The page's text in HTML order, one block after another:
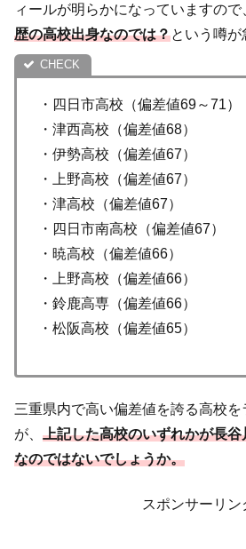
ィールが明らかになっていますので
歴の高校出身なのでは？という噂が
・四日市高校（偏差値69～71）
・津西高校（偏差値68）
・伊勢高校（偏差値67）
・上野高校（偏差値67）
・津高校（偏差値67）
・四日市南高校（偏差値67）
・暁高校（偏差値66）
・上野高校（偏差値66）
・鈴鹿高専（偏差値66）
・松阪高校（偏差値65）
三重県内で高い偏差値を誇る高校
が、 上記した高校のいずれかが長
なのではないでしょうか。
スポンサーリン